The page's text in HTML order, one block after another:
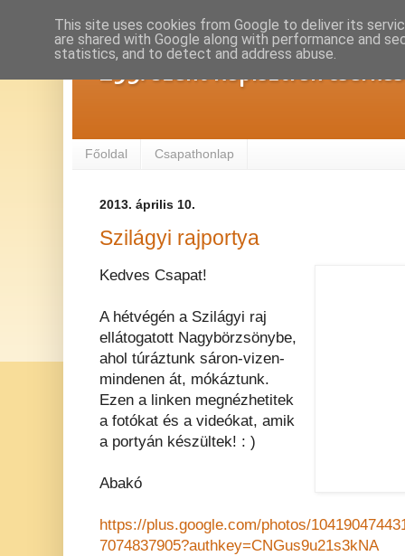
293. Szent Kapisztrán
Főoldal Csapathonlap
2013. április 10.
Szilágyi rajportya
Kedves Csapat!
A hétvégén a Szilágyi raj
ellátogatott Nagybörzsönybe,
ahol túráztunk sáron-vizen-
mindenen át, mókáztunk.
Ezen a linken megnézhetitek
a fotókat és a videókat, amik
a portyán készültek! : )
Abakó
https://plus.google.com/photos/
7074837905?authkey=CNGus9u21s3kNA
This site uses cookies from Google to deliver its
are shared with Google along with performance and
statistics, and to detect and address abuse.